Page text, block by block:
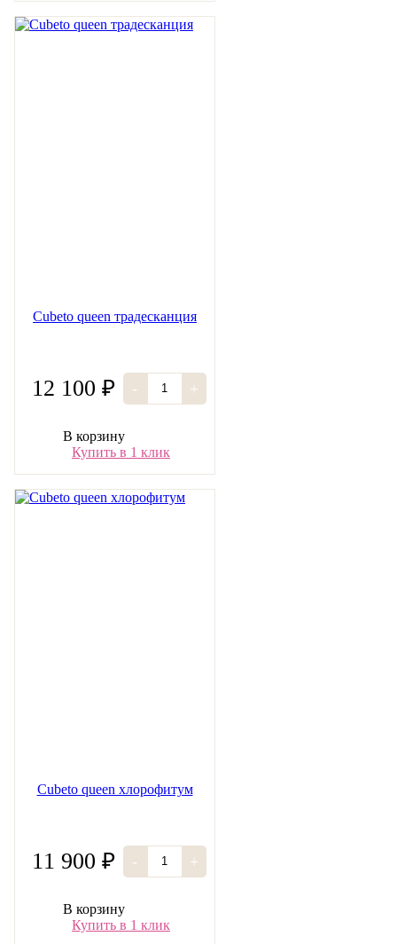
Cubeto queen традесканция
12 100 ₽ - +
В корзину
Купить в 1 клик
Cubeto queen хлорофитум
11 900 ₽ - +
В корзину
Купить в 1 клик